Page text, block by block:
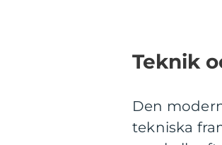
Teknik
Den
tekniska